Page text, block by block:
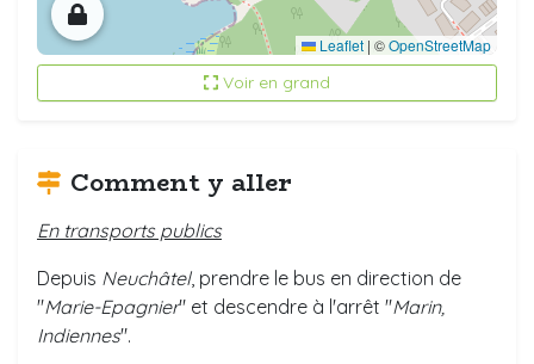
Leaflet | ©OpenStreetMap
Voir en grand
Comment y aller
En transports publics
Depuis Neuchâtel, prendre le bus en direction de
"Marie-Epagnier" et descendre à l'arrêt "Marin,
Indiennes".